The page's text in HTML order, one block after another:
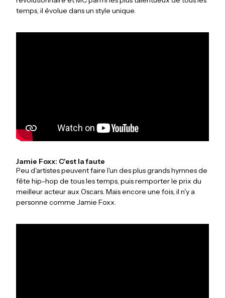
temps, il évolue dans un style unique.
Jamie Foxx: C'est la faute
Peu d'artistes peuvent faire l'un des plus grands hymnes de
fête hip-hop de tous les temps, puis remporter le prix du
meilleur acteur aux Oscars. Mais encore une fois, il n'y a
personne comme Jamie Foxx.